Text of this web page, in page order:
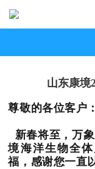
山东康境
尊敬的各位客户：
新春将至，万
境海洋生物全
福，感谢您一直